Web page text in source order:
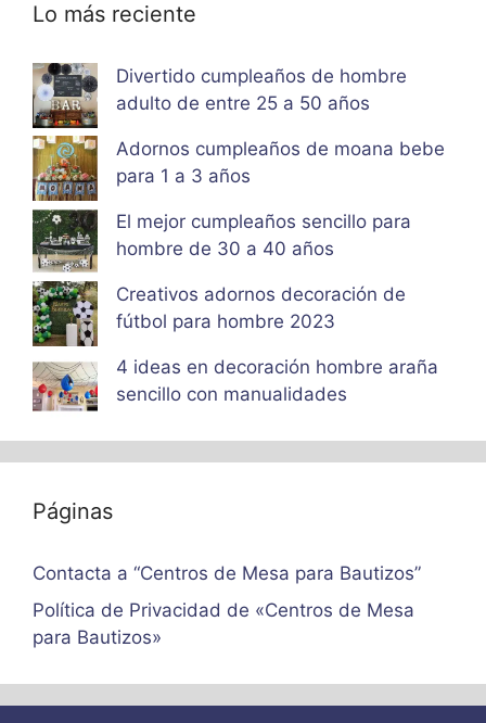
Lo más reciente
Divertido cumpleaños de hombre
adulto de entre 25 a 50 años
Adornos cumpleaños de moana bebe
para 1 a 3 años
El mejor cumpleaños sencillo para
hombre de 30 a 40 años
Creativos adornos decoración de
fútbol para hombre 2023
4 ideas en decoración hombre araña
sencillo con manualidades
Páginas
Contacta a “Centros de Mesa para Bautizos”
Política de Privacidad de «Centros de Mesa
para Bautizos»